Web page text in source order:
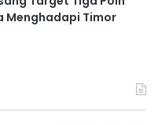
Menghadapi Timor